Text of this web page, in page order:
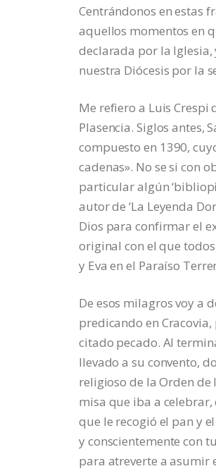
Centrándonos en estas
aquellos momentos en
declarada por la
nuestra Diócesis por la
Me refiero a Luis
Plasencia. Siglos antes,
compuesto en 1390,
cadenas». No se si con
particular algún
autor de ‘La Leyenda
Dios para confirmar el
original con el que
y Eva en el Paraíso
De esos milagros voy a
predicando en
citado pecado. Al
llevado a su convento,
religioso de la Orden de
misa que iba a
que le recogió el pan y
y conscientemente con
para atreverte a asumir